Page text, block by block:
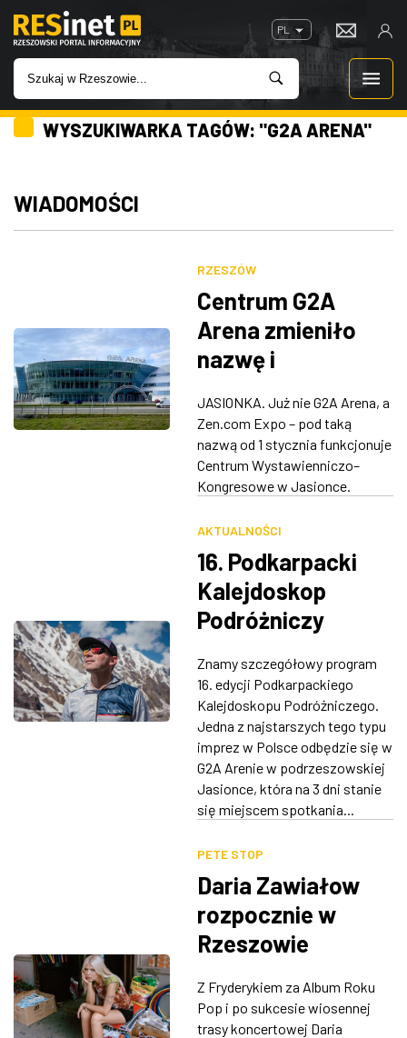
PL
WIADOMOŚCI
INWESTYCJE
W KINACH
GASTRONOMIA
ZDJĘCIA
WYSZUKIWARKA TAGÓW: "G2A ARENA"
WIADOMOŚCI
RZESZÓW
Centrum G2A
Arena zmieniło
nazwę i
rozdział
JASIONKA. Już nie G2A Arena, a
Zen.com Expo – pod taką
nazwą od 1 stycznia funkcjonuje
Centrum Wystawienniczo–
Kongresowe w Jasionce.
AKTUALNOŚCI
16. Podkarpacki
Kalejdoskop
Podróżniczy
Znamy szczegółowy program
16. edycji Podkarpackiego
Kalejdoskopu Podróżniczego.
Jedna z najstarszych tego typu
imprez w Polsce odbędzie się w
G2A Arenie w podrzeszowskiej
Jasionce, która na 3 dni stanie
się miejscem spotkania...
PETE STOP
Daria Zawiałow
rozpocznie w
Rzeszowie
koncertową
Z Fryderykiem za Album Roku
Pop i po sukcesie wiosennej
trasy koncertowej Daria